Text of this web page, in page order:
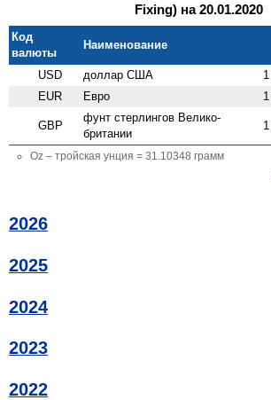
Fixing) на 20.01.2020
Код
валюты
Наименование
USD доллар США 1
EUR Евро 1
GBP
фунт стерлингов Велико­
британии
1
Oz – тройская унция = 31.10348 грамм
2026
2025
2024
2023
2022